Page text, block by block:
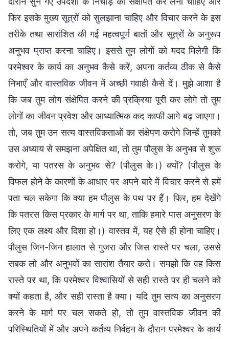
फिर इसके मुख्य सूत्रों को सुलझाना चाहिए और विचार करने के इस
तरीके तथा सारांशित की गई महत्वपूर्ण बातों और सूत्रों के अनुरूप
अनुभव प्राप्त करना चाहिए। इससे तुम लोगों को मदद मिलेगी कि
परमेश्वर के कार्य का अनुभव कैसे करें, अपना कर्तव्य ठीक से कैसे
निभाएँ और वास्तविक जीवन में अच्छी गवाही कैसे दें। मुझे आशा है
कि जब तुम लोग संक्षेपित करने की प्रक्रिया पूरी कर लोगे तो तुम
लोगों का जीवन प्रवेश और आध्यात्मिक कद काफी आगे बढ़ जाएगा।
तो, जब तुम उन सत्य वास्तविकताओं का संक्षेपण करोगे जिन्हें तुमको
उस अध्याय से समझना अपेक्षित था, तो तुम पौलुस के अनुभव से शुरू
करोगे, या पतरस के अनुभव से? (पौलुस के।) क्यों? (पौलुस के
विफल होने के कारणों के आधार पर अपने बारे में विचार करने से हमें
पता चल सकेगा कि क्या हम पौलुस के पथ पर हैं। फिर, हम देखेंगे
कि पतरस किस प्रकार के मार्ग पर था, ताकि हमारे पास अनुसरण के
लिए एक लक्ष्य और दिशा हो।) वास्तव में, यह ऐसे ही होना चाहिए।
पौलुस जिन-जिन हालात से गुजरा और जिस रास्ते पर चला, उससे
सबक लो और अनुभवों का सारांश तैयार करो। समझो कि वह किस
रास्ते पर था, कि परमेश्वर विश्वासियों से सही रास्ते पर ही चलने को
क्यों कहता है, और सही रास्ता है क्या। यदि तुम सत्य का अनुसरण
करने के मार्ग पर चल सकते हो, तो तुम वास्तविक जीवन की
परिस्थितियों में और अपने कर्तव्य निर्वहन के दौरान परमेश्वर के कार्य